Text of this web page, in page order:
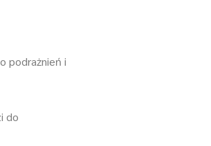
podrażnień i
do